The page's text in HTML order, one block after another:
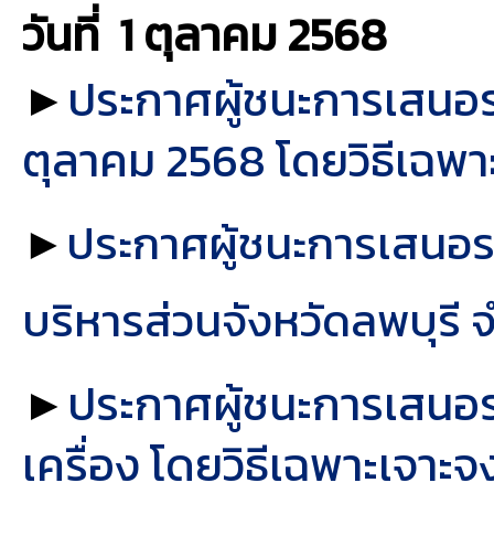
วันที่ 1 ตุลาคม2568
►ประกาศผู้ชนะการเสน
ตุลาคม 2568 โดยวิธีเฉพ
►ประกาศผู้ชนะการเสนอ
บริหารส่วนจังหวัดลพบุรี จ
►ประกาศผู้ชนะการเสน
เครื่อง โดยวิธีเฉพาะเจา